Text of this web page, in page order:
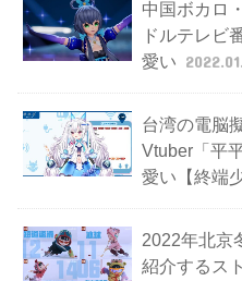
中国ボカロ
ドルテレビ
愛い
台湾の電脳
Vtuber「平
愛い【終端
2022年北京
紹介するス